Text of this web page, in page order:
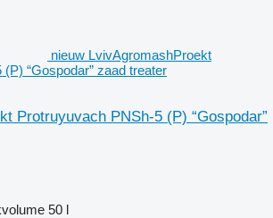
nieuw LvivAgromashProekt
“Gospodar” zaad treater
Protruyuvach PNSh-5 (P) “Gospodar”
50 l